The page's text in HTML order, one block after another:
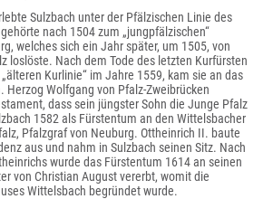
Sulzbach unter der Pfälzischen Linie des
nach 1504 zum „jungpfälzischen“
welches sich ein Jahr später, um 1505, von
loslöste. Nach dem Tode des letzten Kurfürsten
Kurlinie“ im Jahre 1559, kam sie an das
Herzog Wolfgang von Pfalz-Zweibrücken
dass sein jüngster Sohn die Junge Pfalz
1582 als Fürstentum an den Wittelsbacher
Pfalzgraf von Neuburg. Ottheinrich II. baute
aus und nahm in Sulzbach seinen Sitz. Nach
wurde das Fürstentum 1614 an seinen
von Christian August vererbt, womit die
Wittelsbach begründet wurde.